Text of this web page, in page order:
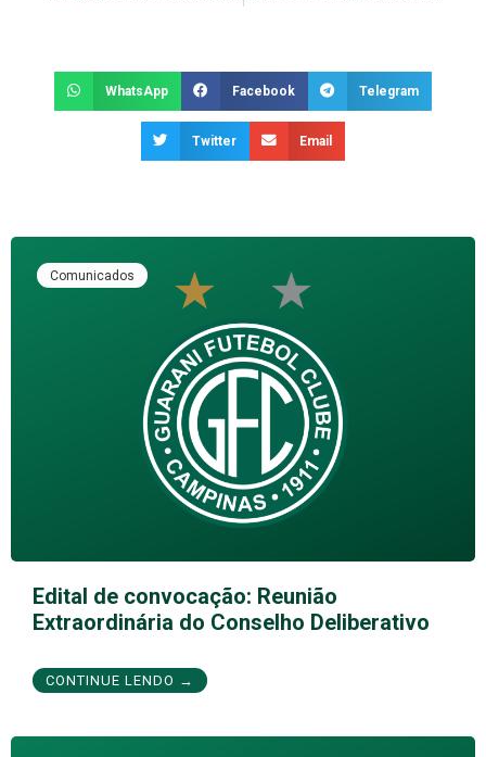
WhatsApp Facebook Telegram
Twitter Email
Comunicados
Edital de convocação: Reunião
Extraordinária do Conselho Deliberativo
CONTINUE LENDO →